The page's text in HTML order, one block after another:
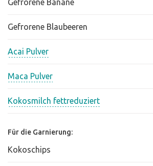
Gefrorene Banane
Gefrorene Blaubeeren
Acai Pulver
Maca Pulver
Kokosmilch fettreduziert
Für die Garnierung:
Kokoschips